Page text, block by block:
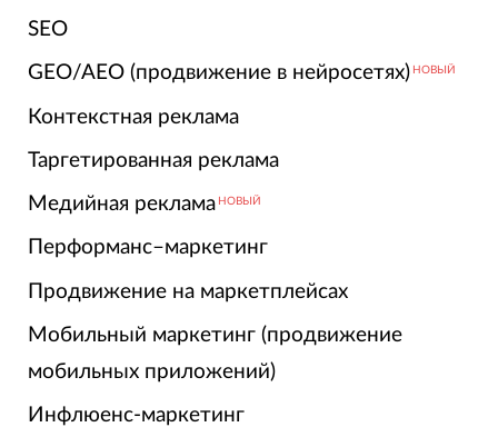
SEO
GEO/AEO (продвижение в нейросетях) НОВЫЙ
Контекстная реклама
Таргетированная реклама
Медийная реклама НОВЫЙ
Перформанс–маркетинг
Продвижение на маркетплейсах
Мобильный маркетинг (продвижение
мобильных приложений)
Инфлюенс-маркетинг